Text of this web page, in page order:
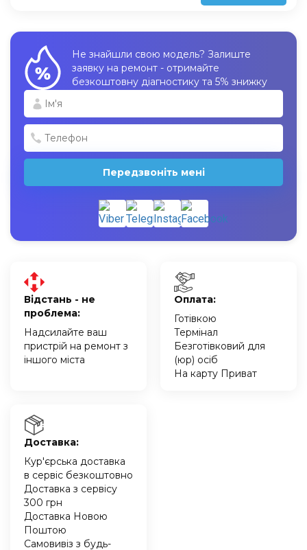
Не знайшли свою модель? Залиште
заявку на ремонт - отримайте
безкоштовну діагностику та 5% знижку
Передзвоніть мені
Відстань - не
проблема:
Надсилайте ваш
пристрій на ремонт з
іншого міста
Оплата:
Готівкою
Термінал
Безготівковий для
(юр) осіб
На карту Приват
Доставка:
Кур'єрська доставка
в сервіс безкоштовно
Доставка з сервісу
300 грн
Доставка Новою
Поштою
Самовивіз з будь-